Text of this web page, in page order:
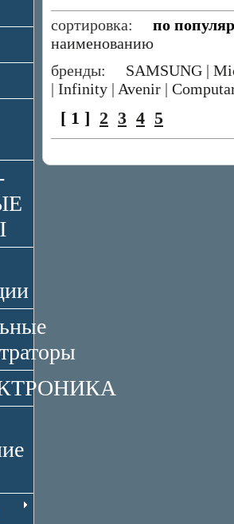
сортировка: по
наименованию
бренды: SAMSUNG |
| Infinity | Avenir |
[ 1 ] 2 3 4 5